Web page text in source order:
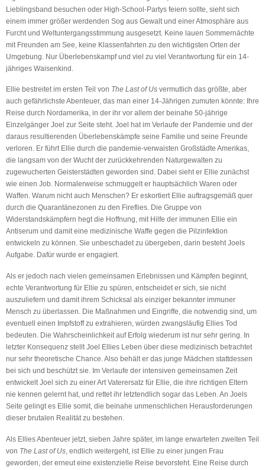
Lieblingsband besuchen oder High-School-Partys feiern sollte, sieht sich
einem immer größer werdenden Sog aus Gewalt und einer Atmosphäre aus
Furcht und Weltuntergangsstimmung ausgesetzt. Keine lauen Sommernächte
mit Freunden am See, keine Klassenfahrten zu den wichtigsten Orten der
Umgebung. Nur Überlebenskampf und viel zu viel Verantwortung für ein 14-
jähriges Waisenkind.
Ellie bestreitet im ersten Teil von The Last of Us vermutlich das größte, aber
auch gefährlichste Abenteuer, das man einer 14-Jährigen zumuten könnte: Ihre
Reise durch Nordamerika, in der ihr vor allem der beinahe 50-jährige
Einzelgänger Joel zur Seite steht. Joel hat im Verlaufe der Pandemie und der
daraus resultierenden Überlebenskämpfe seine Familie und seine Freunde
verloren. Er führt Ellie durch die pandemie-verwaisten Großstädte Amerikas,
die langsam von der Wucht der zurückkehrenden Naturgewalten zu
zugewucherten Geisterstädten geworden sind. Dabei sieht er Ellie zunächst
wie einen Job. Normalerweise schmuggelt er hauptsächlich Waren oder
Waffen. Warum nicht auch Menschen? Er eskortiert Ellie auftragsgemäß quer
durch die Quarantänezonen zu den Fireflies. Die Gruppe von
Widerstandskämpfern hegt die Hoffnung, mit Hilfe der immunen Ellie ein
Antiserum und damit eine medizinische Waffe gegen die Pilzinfektion
entwickeln zu können. Sie unbeschadet zu übergeben, darin besteht Joels
Aufgabe. Dafür wurde er engagiert.
Als er jedoch nach vielen gemeinsamen Erlebnissen und Kämpfen beginnt,
echte Verantwortung für Ellie zu spüren, entscheidet er sich, sie nicht
auszuliefern und damit ihrem Schicksal als einziger bekannter immuner
Mensch zu überlassen. Die Maßnahmen und Eingriffe, die notwendig sind, um
eventuell einen Impfstoff zu extrahieren, würden zwangsläufig Ellies Tod
bedeuten. Die Wahrscheinlichkeit auf Erfolg wiederum ist nur sehr gering. In
letzter Konsequenz stellt Joel Ellies Leben über diese medizinisch betrachtet
nur sehr theoretische Chance. Also behält er das junge Mädchen stattdessen
bei sich und beschützt sie. Im Verlaufe der intensiven gemeinsamen Zeit
entwickelt Joel sich zu einer Art Vaterersatz für Ellie, die ihre richtigen Eltern
nie kennen gelernt hat, und rettet ihr letztendlich sogar das Leben. An Joels
Seite gelingt es Ellie somit, die beinahe unmenschlichen Herausforderungen
dieser brutalen Realität zu bestehen.
Als Ellies Abenteuer jetzt, sieben Jahre später, im lange erwarteten zweiten Teil
von The Last of Us, endlich weitergeht, ist Ellie zu einer jungen Frau
geworden, der erneut eine existenzielle Reise bevorsteht. Eine Reise durch